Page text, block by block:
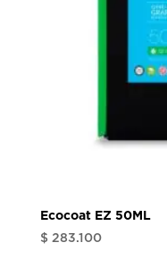
Ecocoat EZ 50ML
$ 283.100